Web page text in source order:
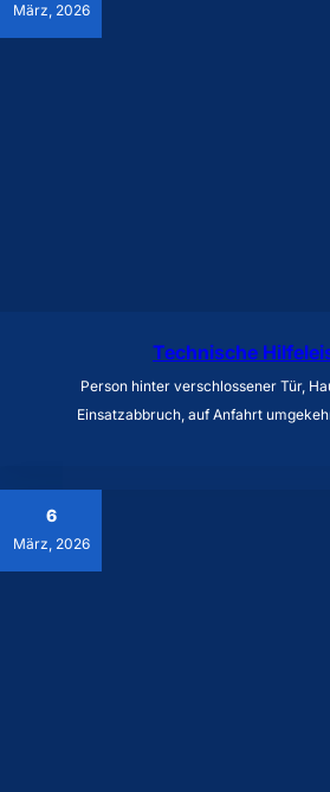
März, 2026
Technische
Person hinter verschlossener Tür,
Einsatzabbruch, auf Anfahrt
6
März, 2026